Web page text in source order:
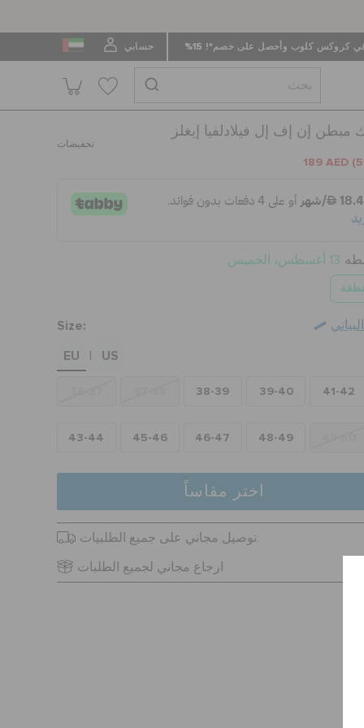
كروكس كلوب وأحصل على خصم*! 15% حسابي
مبطن إن إف إل فيلادلفيا إيغلز
تخفيضات
189 AED
13 أغسطس، الخميس
Size:
EU
| US
38-39 39-40 41-42
43-44 45-46 46-47 48-49
اختر مقاساً
توصيل مجاني على جميع الطلبيات.
ارجاع مجاني لجميع الطلبات